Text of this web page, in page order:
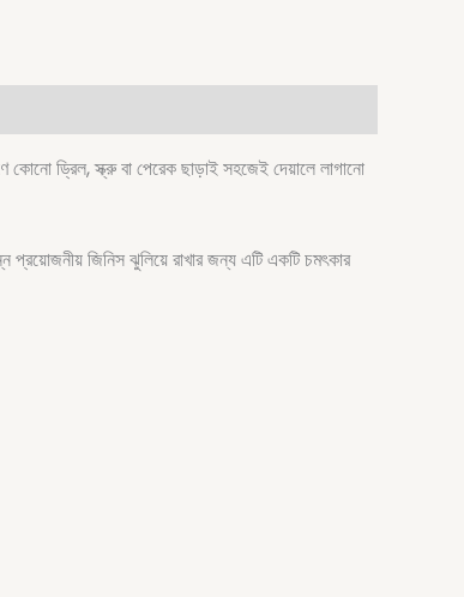
স্ক্রু বা পেরেক ছাড়াই সহজেই দেয়ালে লাগানো
প্রয়োজনীয় জিনিস ঝুলিয়ে রাখার জন্য এটি একটি চমৎকার